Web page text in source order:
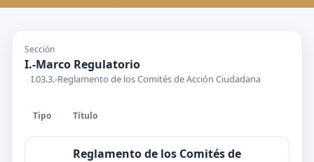
Sección
I.-Marco Regulatorio
I.03.3.-Reglamento de los Comités de Acción Ciudadana
Tipo Título
Reglamento de los Comités de